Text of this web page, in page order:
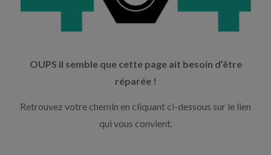
OUPS il semble que cette page ait besoin d’être
réparée !
Retrouvez votre chemin en cliquant ci-dessous sur le lien
qui vous convient.